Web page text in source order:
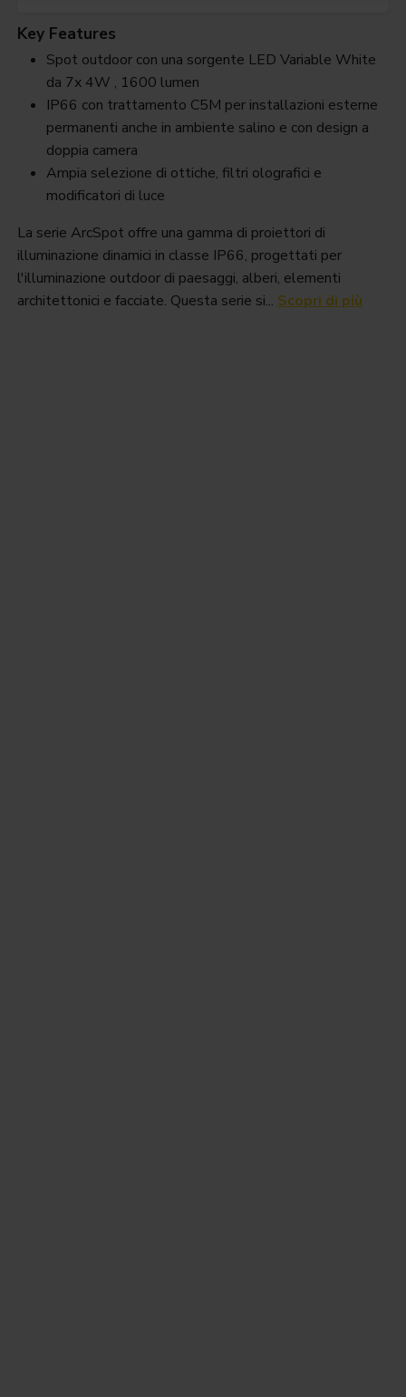
Key Features
Spot outdoor con una sorgente LED Variable White
da 7x 4W , 1600 lumen
IP66 con trattamento C5M per installazioni esterne
permanenti anche in ambiente salino e con design a
doppia camera
Ampia selezione di ottiche, filtri olografici e
modificatori di luce
La serie ArcSpot offre una gamma di proiettori di
illuminazione dinamici in classe IP66, progettati per
l'illuminazione outdoor di paesaggi, alberi, elementi
architettonici e facciate. Questa serie si... Scopri di più